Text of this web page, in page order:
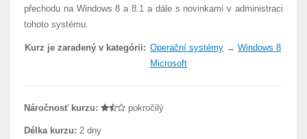
přechodu na Windows 8 a 8.1 a dále s novinkami v administraci
tohoto systému.
Kurz je zaradený v kategórii: Operační systémy → Windows 8
Microsoft
Náročnosť kurzu: pokročilý
Délka kurzu: 2 dny